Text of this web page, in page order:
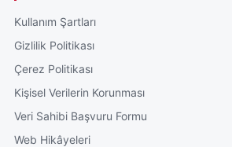
Kullanım Şartları
Gizlilik Politikası
Çerez Politikası
Kişisel Verilerin Korunması
Veri Sahibi Başvuru Formu
Web Hikâyeleri